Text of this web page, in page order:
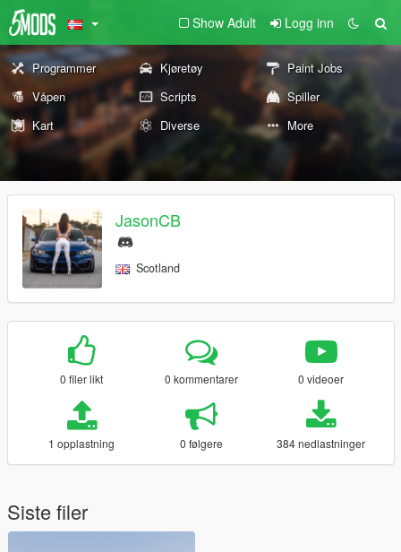
Show Adult Logg inn
Programmer Kjøretøy
Paint Jobs
Våpen
Scripts
Spiller
Kart
Diverse More
JasonCB
Scotland
0 filer likt 0 kommentarer 0 videoer
1 opplastning 0 følgere 384 nedlastninger
Siste filer